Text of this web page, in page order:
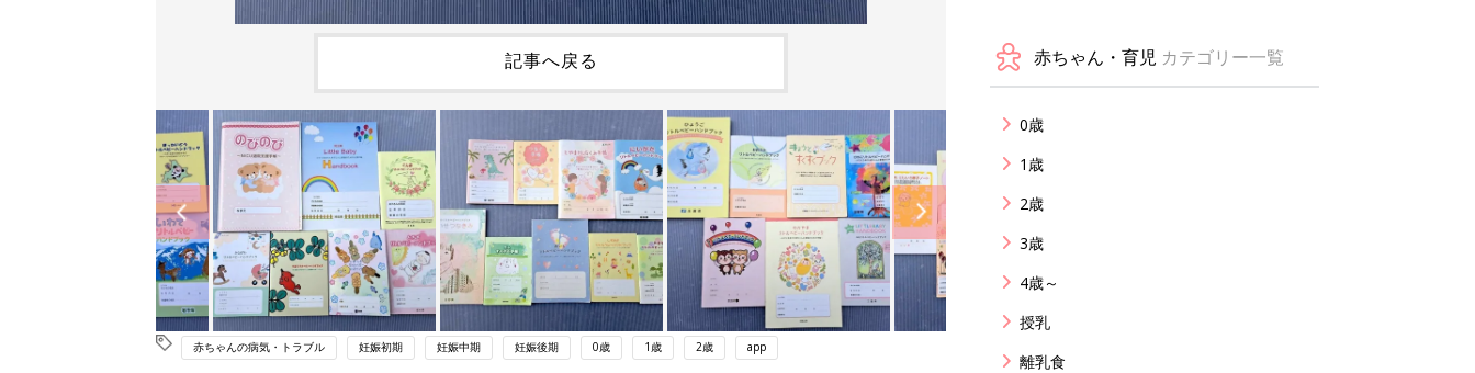
記事へ戻る
赤ちゃんの病気・トラブル 妊娠初期 妊娠中期 妊娠後期 0歳 1歳 2歳 app
赤ちゃん・育児 カテゴリー一覧
0歳
1歳
2歳
3歳
4歳～
授乳
離乳食